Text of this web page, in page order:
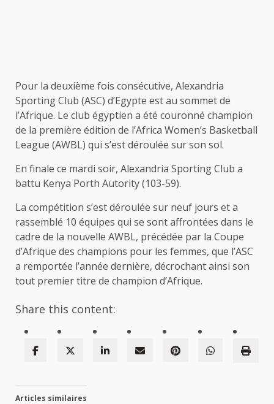
Pour la deuxième fois consécutive, Alexandria
Sporting Club (ASC) d’Egypte est au sommet de
l’Afrique. Le club égyptien a été couronné champion
de la première édition de l’Africa Women’s Basketball
League (AWBL) qui s’est déroulée sur son sol.
En finale ce mardi soir, Alexandria Sporting Club a
battu Kenya Porth Autority (103-59).
La compétition s’est déroulée sur neuf jours et a
rassemblé 10 équipes qui se sont affrontées dans le
cadre de la nouvelle AWBL, précédée par la Coupe
d’Afrique des champions pour les femmes, que l’ASC
a remportée l’année dernière, décrochant ainsi son
tout premier titre de champion d’Afrique.
Share this content:
Articles similaires